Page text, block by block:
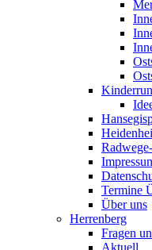
Termine
Über uns
Herrenberg
Fragen
Aktuell